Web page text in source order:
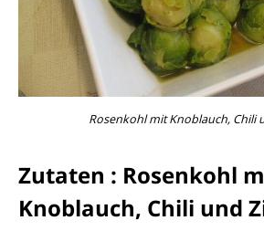
Rosenkohl mit Knoblauch, Chili
Zutaten : Rosenkohl
Knoblauch, Chili und